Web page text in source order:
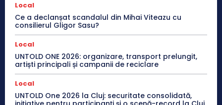
Local
Ce a declanșat scandalul din Mihai Viteazu cu
consilierul Gligor Sasu?
Local
UNTOLD ONE 2026: organizare, transport prelungit,
artiști principali și campanii de reciclare
Local
UNTOLD One 2026 la Cluj: securitate consolidată,